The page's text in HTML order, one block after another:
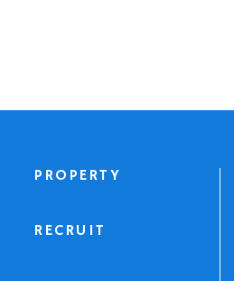
PROPERTY
RECRUIT